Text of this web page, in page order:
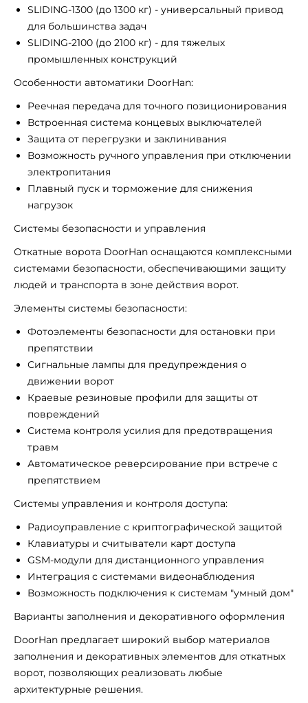
SLIDING-1300 (до 1300 кг) - универсальный привод
для большинства задач
SLIDING-2100 (до 2100 кг) - для тяжелых
промышленных конструкций
Особенности автоматики DoorHan:
Реечная передача для точного позиционирования
Встроенная система концевых выключателей
Защита от перегрузки и заклинивания
Возможность ручного управления при отключении
электропитания
Плавный пуск и торможение для снижения
нагрузок
Системы безопасности и управления
Откатные ворота DoorHan оснащаются комплексными
системами безопасности, обеспечивающими защиту
людей и транспорта в зоне действия ворот.
Элементы системы безопасности:
Фотоэлементы безопасности для остановки при
препятствии
Сигнальные лампы для предупреждения о
движении ворот
Краевые резиновые профили для защиты от
повреждений
Система контроля усилия для предотвращения
травм
Автоматическое реверсирование при встрече с
препятствием
Системы управления и контроля доступа:
Радиоуправление с криптографической защитой
Клавиатуры и считыватели карт доступа
GSM-модули для дистанционного управления
Интеграция с системами видеонаблюдения
Возможность подключения к системам "умный дом"
Варианты заполнения и декоративного оформления
DoorHan предлагает широкий выбор материалов
заполнения и декоративных элементов для откатных
ворот, позволяющих реализовать любые
архитектурные решения.